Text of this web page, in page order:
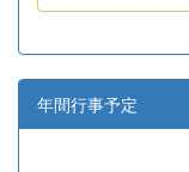
年間行事予定